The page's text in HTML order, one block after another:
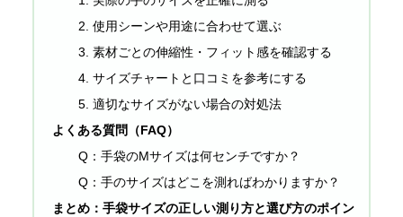
2. 使用シーンや用途に合わせて選ぶ
3. 素材ごとの伸縮性・フィット感を確認する
4. サイズチャートと口コミを参考にする
5. 適切なサイズがない場合の対処法
よくある質問（FAQ）
Q：手袋のMサイズは何センチですか？
Q：手のサイズはどこを測ればわかりますか？
まとめ：手袋サイズの正しい測り方と選び方のポイン